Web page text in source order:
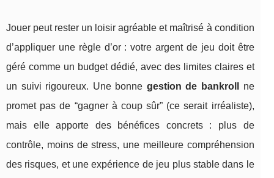
Jouer peut rester un loisir agréable et maîtrisé à condition
d’appliquer une règle d’or : votre argent de jeu doit être
géré comme un budget dédié, avec des limites claires et
un suivi rigoureux. Une bonne gestion de bankroll
ne
promet pas de “gagner à coup sûr” (ce serait irréaliste),
mais elle apporte des bénéfices concrets : plus de
contrôle, moins de stress, une meilleure compréhension
des risques, et une expérience de jeu plus stable dans le